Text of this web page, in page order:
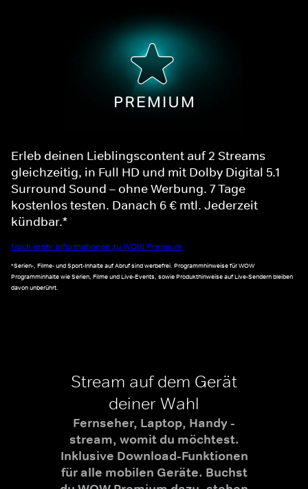
Erleb deinen Lieblingscontent auf 2 Streams
gleichzeitig, in Full HD und mit Dolby Digital 5.1
Surround Sound – ohne Werbung. 7 Tage
kostenlos testen. Danach 6 € mtl. Jederzeit
kündbar.*
Noch mehr Informationen zu WOW Premium
*Serien-, Filme- und Sport-Inhalte auf Abruf sind werbefrei. Programmhinweise für WOW
Programminhalte wie Serien, Filme und Live-Events, sowie Produkthinweise auf Live-Sendern bleiben
davon unberührt.
Stream auf dem Gerät
deiner Wahl
Fernseher, Laptop, Handy -
stream, womit du möchtest.
Inklusive Download-Funktionen
für alle mobilen Geräte. Buchst